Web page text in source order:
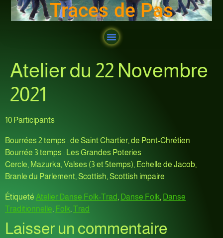
Traces de Pas
Atelier du 22 Novembre
2021
10 Participants
Bourrées 2 temps : de Saint Chartier, de Pont-Chrétien
Bourrée 3 temps : Les Grandes Poteries
Cercle, Mazurka, Valses (3 et 5temps), Echelle de Jacob,
Branle du Parlement, Scottish, Scottish impaire
Étiqueté Atelier Danse Folk-Trad, Danse Folk, Danse
Traditionnelle, Folk, Trad
Laisser un commentaire